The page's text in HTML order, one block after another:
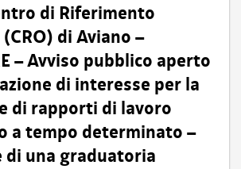
di Riferimento
di Aviano –
– Avviso pubblico aperto
di interesse per la
di rapporti di lavoro
a tempo determinato –
di una graduatoria